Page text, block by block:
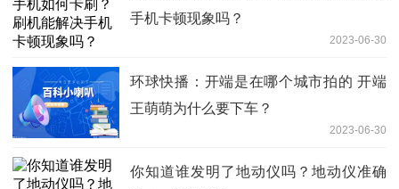
手机卡顿现象吗？
2023-06-30
环球快播：开端是在哪个城市拍的 开端
王萌萌为什么要下车？
2023-06-30
你知道谁发明了地动仪吗？地动仪准确